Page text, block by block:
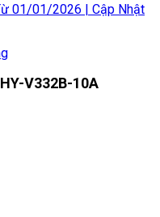
01/01/2026 | Cập Nhật
V332B-10A